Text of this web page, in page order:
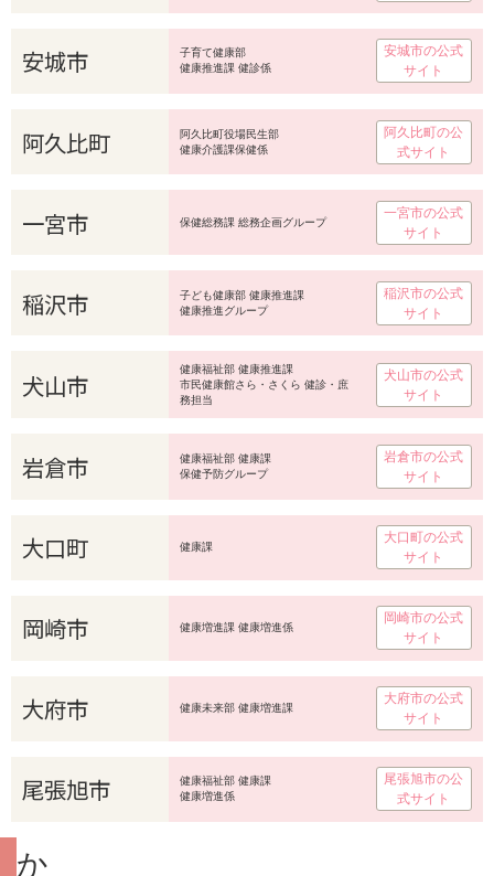
安城市
子育て健康部
健康推進課 健診係
安城市の公式
サイト
阿久比町
阿久比町役場民生部
健康介護課保健係
阿久比町の公
式サイト
一宮市 保健総務課 総務企画グループ
一宮市の公式
サイト
稲沢市
子ども健康部 健康推進課
健康推進グループ
稲沢市の公式
サイト
犬山市
健康福祉部 健康推進課
市民健康館さら・さくら 健診・庶
務担当
犬山市の公式
サイト
岩倉市
健康福祉部 健康課
保健予防グループ
岩倉市の公式
サイト
大口町 健康課
大口町の公式
サイト
岡崎市 健康増進課 健康増進係
岡崎市の公式
サイト
大府市 健康未来部 健康増進課
大府市の公式
サイト
尾張旭市
健康福祉部 健康課
健康増進係
尾張旭市の公
式サイト
か